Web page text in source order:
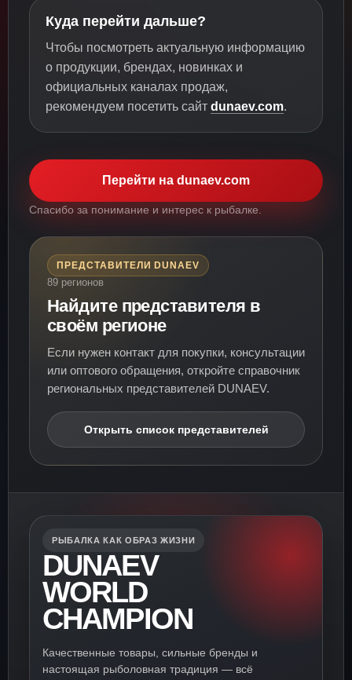
Куда перейти дальше?
Чтобы посмотреть актуальную информацию
о продукции, брендах, новинках и
официальных каналах продаж,
рекомендуем посетить сайт dunaev.com.
Перейти на dunaev.com
Спасибо за понимание и интерес к рыбалке.
ПРЕДСТАВИТЕЛИ DUNAEV
89 регионов
Найдите представителя в
своём регионе
Если нужен контакт для покупки, консультации
или оптового обращения, откройте справочник
региональных представителей DUNAEV.
Открыть список представителей
РЫБАЛКА КАК ОБРАЗ ЖИЗНИ
DUNAEV
WORLD
CHAMPION
Качественные товары, сильные бренды и
настоящая рыболовная традиция — всё